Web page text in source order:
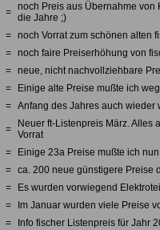
= noch Preis aus Übernahme von
die Jahre ;)
= noch Vorrat zum schönen alten
= noch faire Preiserhöhung von
= neue, nicht nachvollziehbare
=
Einige alte Preise mußte ich
= Anfang des Jahres auch
=
Neuer ft-Listenpreis März. Alles
Vorrat
=
Einige 23a Preise mußte ich
= ca. 200 neue günstigere Preise
=
Es wurden vorwiegend
=
Im Januar wurden viele Preise
=
Info fischer Listenpreis für Jahr